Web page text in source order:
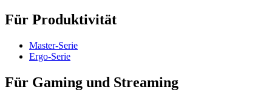
Für Produktivität
Master-Serie
Ergo-Serie
Für Gaming und Streaming